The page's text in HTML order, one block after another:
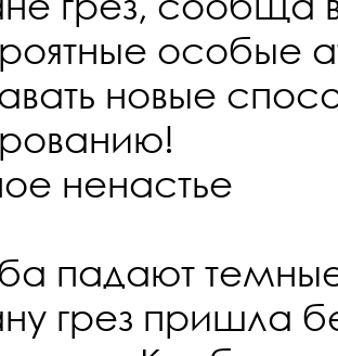
особые
новые
ненастье
падают
грез пришла